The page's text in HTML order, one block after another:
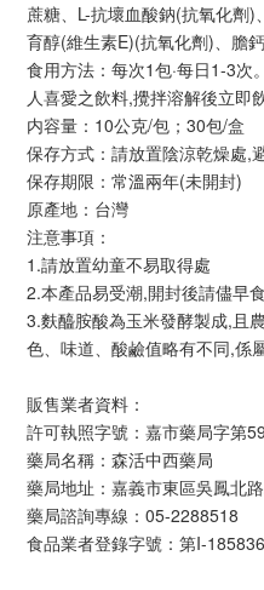
蔗糖、L-抗壞血酸鈉(抗氧化劑
育醇(維生素E)(抗氧化劑)、膽
食用方法：每次1包·每日1-3
人喜愛之飲料,攪拌溶解後立即
内容量：10公克/包；30包/盒
保存方式：請放置陰涼乾燥處,
保存期限：常溫兩年(未開封)
原產地：台灣
注意事項：
1.請放置幼童不易取得處
2.本產品易受潮,開封後請儘早
3.麩醯胺酸為玉米發酵製成,且
色、味道、酸鹼值略有不同,係
販售業者資料：
許可執照字號：嘉市藥局字第
藥局名稱：森活中西藥局
藥局地址：嘉義市東區吳鳳北
藥局諮詢專線：05-2288518
食品業者登錄字號：第I-